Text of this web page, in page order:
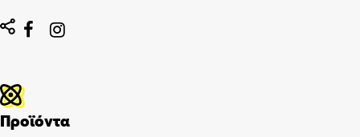
 
Προϊόντα